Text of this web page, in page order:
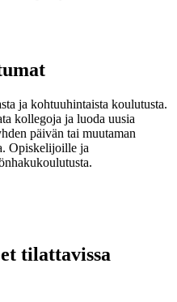
ja kohtuuhintaista koulutusta.
kollegoja ja luoda uusia
päivän tai muutaman
Opiskelijoille ja
tilattavissa